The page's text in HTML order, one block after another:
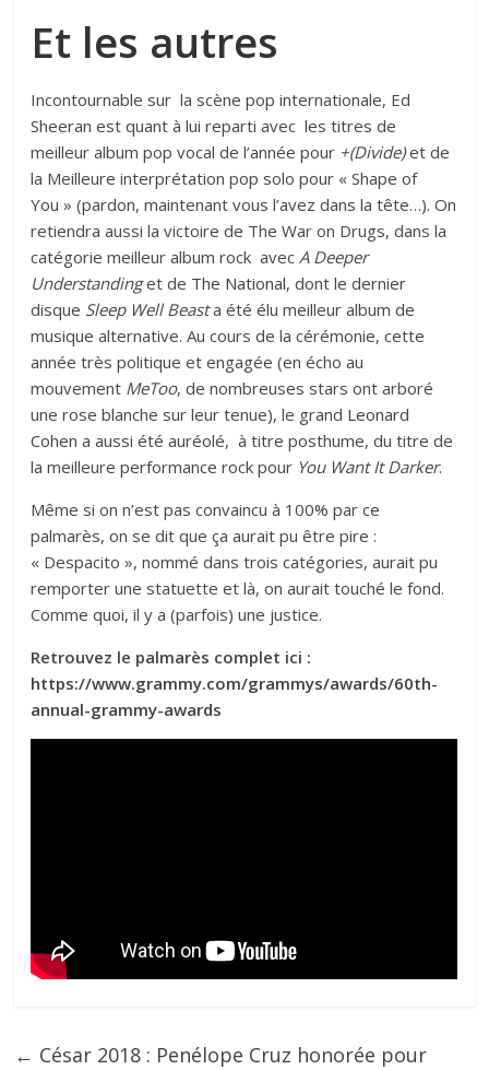
Et les autres
Incontournable sur la scène pop internationale, Ed
Sheeran est quant à lui reparti avec les titres de
meilleur album pop vocal de l’année pour +(Divide)et de
la Meilleure interprétation pop solo pour « Shape of
You » (pardon, maintenant vous l’avez dans la tête…). On
retiendra aussi la victoire de The War on Drugs, dans la
catégorie meilleur album rock avec A Deeper
Understandinget de The National, dont le dernier
disque Sleep Well Beasta été élu meilleur album de
musique alternative. Au cours de la cérémonie, cette
année très politique et engagée (en écho au
mouvement MeToo, de nombreuses stars ont arboré
une rose blanche sur leur tenue), le grand Leonard
Cohen a aussi été auréolé, à titre posthume, du titre de
la meilleure performance rock pour You Want It Darker.
Même si on n’est pas convaincu à 100% par ce
palmarès, on se dit que ça aurait pu être pire :
« Despacito », nommé dans trois catégories, aurait pu
remporter une statuette et là, on aurait touché le fond.
Comme quoi, il y a (parfois) une justice.
Retrouvez le palmarès complet ici :
https://www.grammy.com/grammys/awards/60th-
annual-grammy-awards
← César 2018 : Penélope Cruz honorée pour